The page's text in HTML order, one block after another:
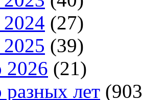
(27)
(39)
2026 (21)
лет